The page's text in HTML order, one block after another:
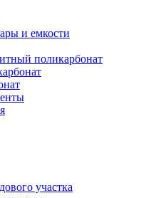
и емкости
поликарбонат
участка